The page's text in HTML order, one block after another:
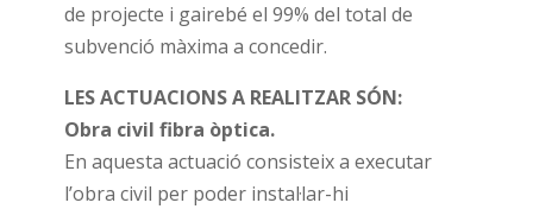
de projecte i gairebé el 99% del total de
subvenció màxima a concedir.
LES ACTUACIONS A REALITZAR SÓN:
Obra civil fibra òptica.
En aquesta actuació consisteix a executar
l’obra civil per poder instal·lar-hi